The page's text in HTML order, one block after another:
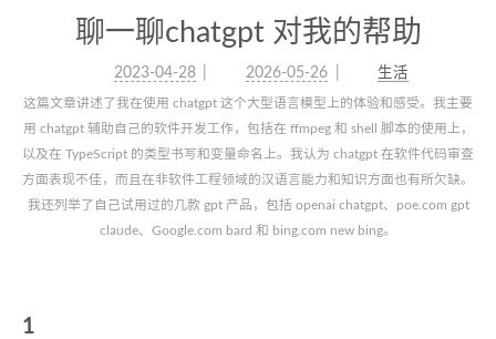
聊一聊chatgpt 对我的帮助
2023-04-28 2026-05-26 生活
这篇文章讲述了我在使用 chatgpt 这个大型语言模型上的体验和感受。我主要
用 chatgpt 辅助自己的软件开发工作，包括在 ffmpeg 和 shell 脚本的使用上，
以及在 TypeScript 的类型书写和变量命名上。我认为 chatgpt 在软件代码审查
方面表现不佳，而且在非软件工程领域的汉语言能力和知识方面也有所欠缺。
我还列举了自己试用过的几款 gpt 产品，包括 openai chatgpt、poe.com gpt
claude、Google.com bard 和 bing.com new bing。
1